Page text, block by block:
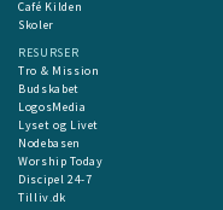
Café Kilden
Skoler
RESURSER
Tro & Mission
Budskabet
LogosMedia
Lyset og Livet
Nodebasen
Worship Today
Discipel 24-7
Tilliv.dk